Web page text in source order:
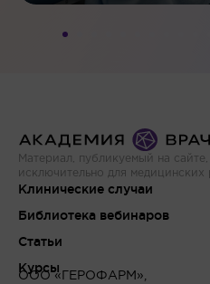
Материал, публикуемый на сайте,
исключительно для медицинских
Клинические случаи
Библиотека вебинаров
Статьи
Курсы
ООО «ГЕРОФАРМ»,